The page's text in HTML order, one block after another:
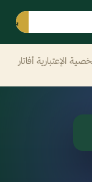
بحث
الإعتبارية أفاتار